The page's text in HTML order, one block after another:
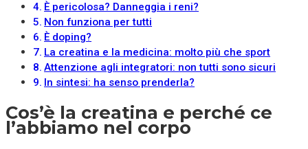
È pericolosa? Danneggia i reni?
Non funziona per tutti
È doping?
La creatina e la medicina: molto più che sport
Attenzione agli integratori: non tutti sono sicuri
In sintesi: ha senso prenderla?
Cos’è la creatina e perché ce
l’abbiamo nel corpo